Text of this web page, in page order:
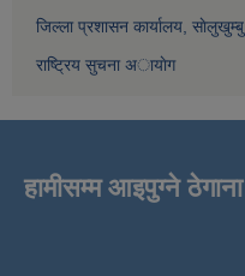
जिल्ला प्रशासन कार्यालय, साेलुखुम्बु
राष्ट्रिय सुचना अायाेग
हामीसम्म आइपुग्ने ठेगाना